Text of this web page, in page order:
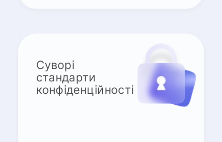
Суворі
стандарти
конфіденційності